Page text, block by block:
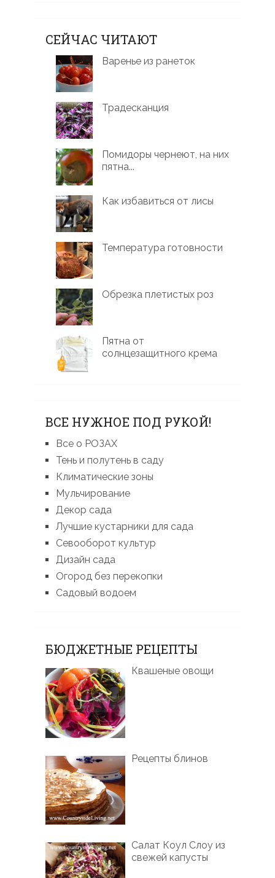
СЕЙЧАС ЧИТАЮТ
Варенье из ранеток
Традесканция
Помидоры чернеют, на них
пятна...
Как избавиться от лисы
Температура готовности
Обрезка плетистых роз
Пятна от
солнцезащитного крема
ВСЕ НУЖНОЕ ПОД РУКОЙ!
Все о РОЗАХ
Тень и полутень в саду
Климатические зоны
Мульчирование
Декор сада
Лучшие кустарники для сада
Севооборот культур
Дизайн сада
Огород без перекопки
Садовый водоем
БЮДЖЕТНЫЕ РЕЦЕПТЫ
Квашеные овощи
Рецепты блинов
Салат Коул Слоу из
свежей капусты